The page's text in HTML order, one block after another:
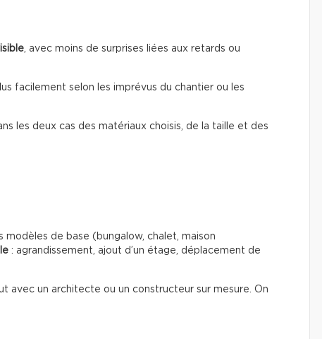
, avec moins de surprises liées aux retards ou
facilement selon les imprévus du chantier ou les
les deux cas des matériaux choisis, de la taille et des
de base (bungalow, chalet, maison
: agrandissement, ajout d’un étage, déplacement de
avec un architecte ou un constructeur sur mesure. On